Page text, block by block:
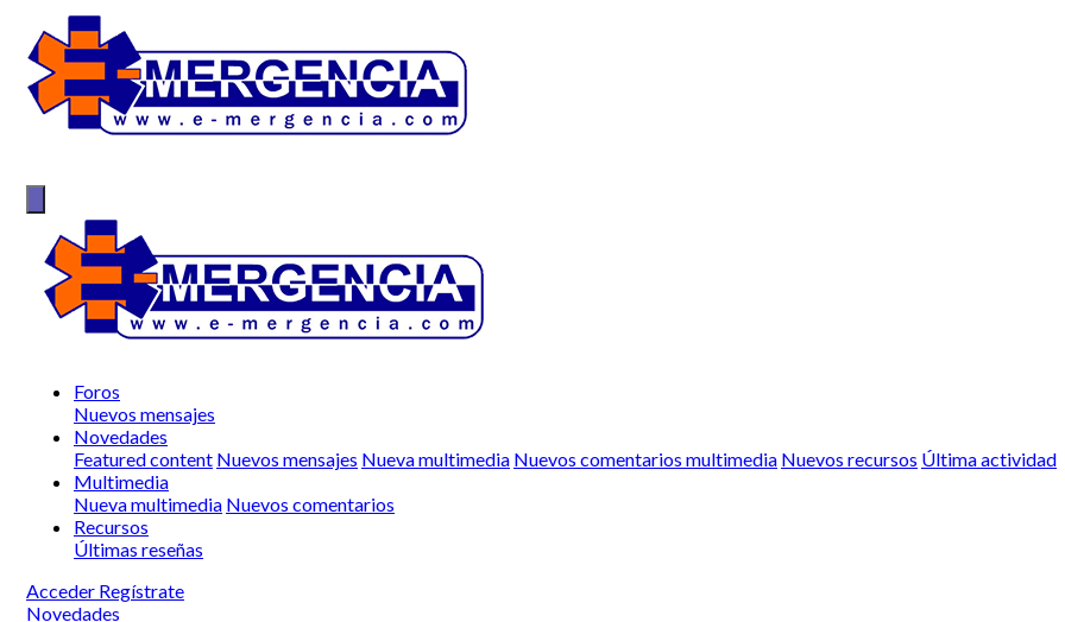
Foros
Nuevos mensajes
Novedades
Featured content Nuevos mensajes Nueva multimedia Nuevos comentarios multimedia Nuevos recursos Última actividad
Multimedia
Nueva multimedia Nuevos comentarios
Recursos
Últimas reseñas
Acceder Regístrate
Novedades